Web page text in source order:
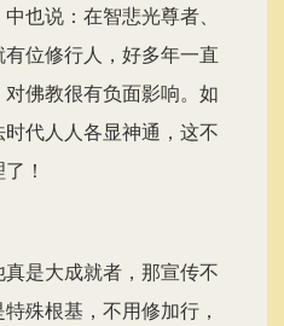
也说：在智悲光尊者、
位修行人，好多年一直
佛教很有负面影响。如
代人人各显神通，这不
！
是大成就者，那宣传不
殊根基，不用修加行，